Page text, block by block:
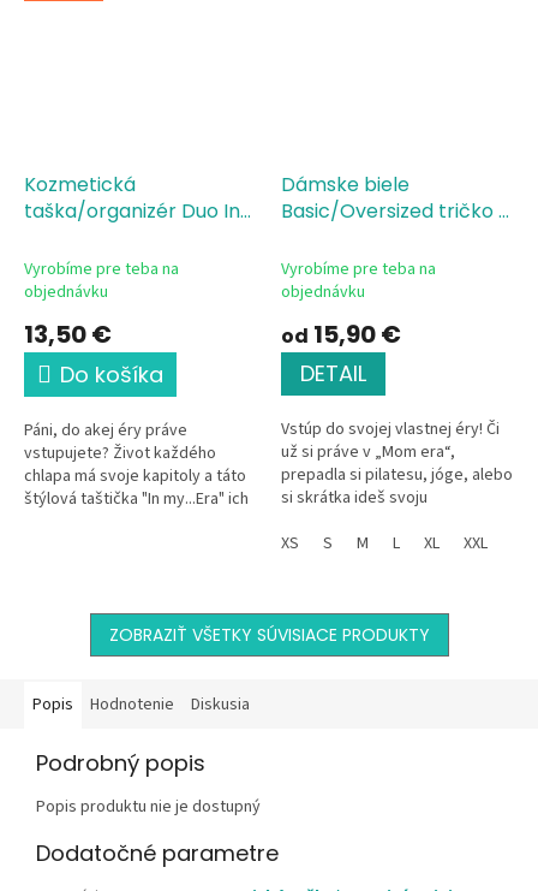
Kozmetická
taška/organizér Duo In
Vyrobíme pre teba na
objednávku
13,50 €
Do košíka
Páni, do akej éry práve
vstupujete? Život každého
chlapa má svoje kapitoly a táto
štýlová taštička "In my...Era" ich
Dámske biele
Basic/Oversized tričko s
Vyrobíme pre teba na
objednávku
od 15,90 €
DETAIL
Vstúp do svojej vlastnej éry! Či
už si práve v „Mom era“,
prepadla si pilatesu, jóge, alebo
si skrátka ideš svoju
fázu – toto tričko "In my Era"...
XS S M L XL XXL
ZOBRAZIŤ VŠETKY SÚVISIACE PRODUKTY
Popis Hodnotenie Diskusia
Podrobný popis
Popis produktu nie je dostupný
Dodatočné parametre